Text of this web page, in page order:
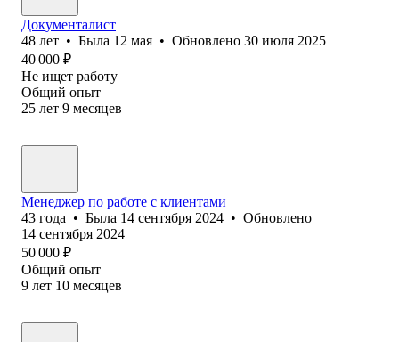
Документалист
48 лет • Была 12 мая • Обновлено 30 июля 2025
40 000 ₽
Не ищет работу
Общий опыт
25 лет 9 месяцев
Менеджер по работе с клиентами
43 года • Была 14 сентября 2024 • Обновлено
14 сентября 2024
50 000 ₽
Общий опыт
9 лет 10 месяцев